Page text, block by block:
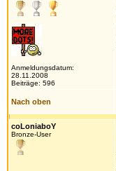
Anmeldungsdatum:
28.11.2008
Beiträge: 596
Nach oben
coLoniaboY
Bronze-User